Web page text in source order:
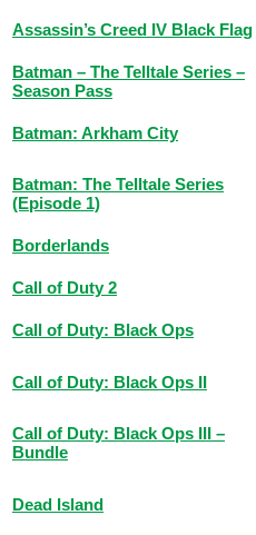
Assassin’s Creed IV Black Flag
Batman – The Telltale Series –
Season Pass
Batman: Arkham City
Batman: The Telltale Series
(Episode 1)
Borderlands
Call of Duty 2
Call of Duty: Black Ops
Call of Duty: Black Ops II
Call of Duty: Black Ops III –
Bundle
Dead Island